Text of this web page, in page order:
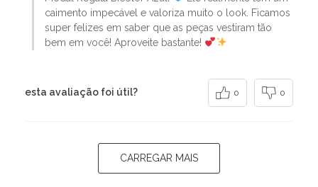
caimento impecável e valoriza muito o look. Ficamos
super felizes em saber que as peças vestiram tão
bem em você! Aproveite bastante!
esta avaliação foi útil? 0 0
CARREGAR MAIS